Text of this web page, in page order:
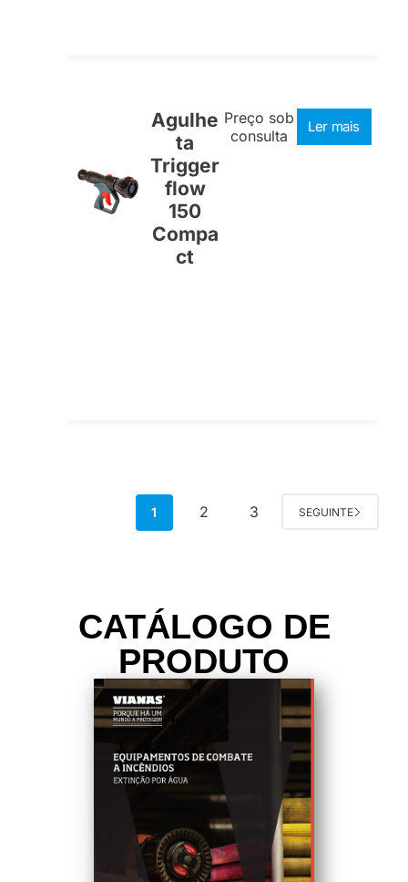
Agulhe
ta
Trigger
flow
150
Compa
ct
Preço sob
consulta
Ler mais
1 2 3 SEGUINTE
CATÁLOGO DE
PRODUTO